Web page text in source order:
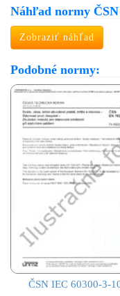
Náhľad normy ČSN
Zobraziť náhľad
Podobné normy:
ČSN IEC 60300-3-